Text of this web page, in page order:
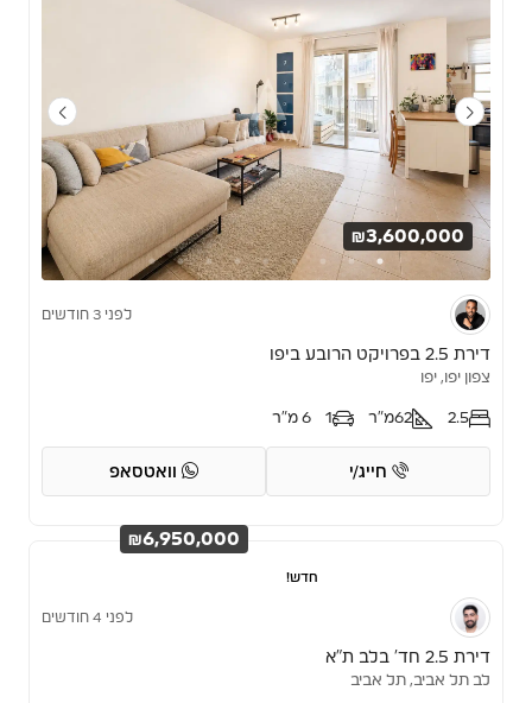
₪3,600,000
לפני 3 חודשים
דירת 2.5 בפרויקט הרובע ביפו
צפון יפו, יפו
2.5
62מ"ר 1 6 מ"ר
חייג/י וואטסאפ
חדש!
₪6,950,000
לפני 4 חודשים
דירת 2.5 חד’ בלב ת”א
לב תל אביב, תל אביב